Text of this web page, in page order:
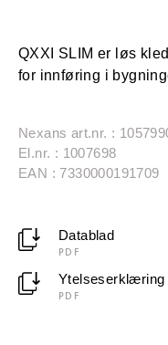
QXXI SLIM er løs
for innføring i
Nexans art.nr. :
El.nr. : 1007698
EAN : 7330000191709
Datablad
PDF
Ytelseserklæring
PDF